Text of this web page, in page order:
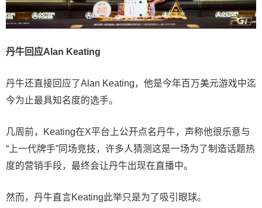
丹牛回应Alan Keating
丹牛还直接回应了Alan Keating，他是今年百万美元游戏中迄
今为止最具知名度的选手。
几周前，Keating在X平台上公开点名丹牛，声称他很乐意与
“上一代牌手”同场竞技，许多人猜测这是一场为了制造话题热
度的营销手段，最终会让丹牛出现在直播中。
然而，丹牛直言Keating此举只是为了吸引眼球。